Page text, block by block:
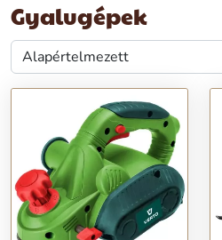
Gyalugépek